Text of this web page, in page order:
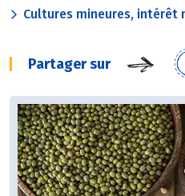
Cultures mineures, intérêt
Partager sur